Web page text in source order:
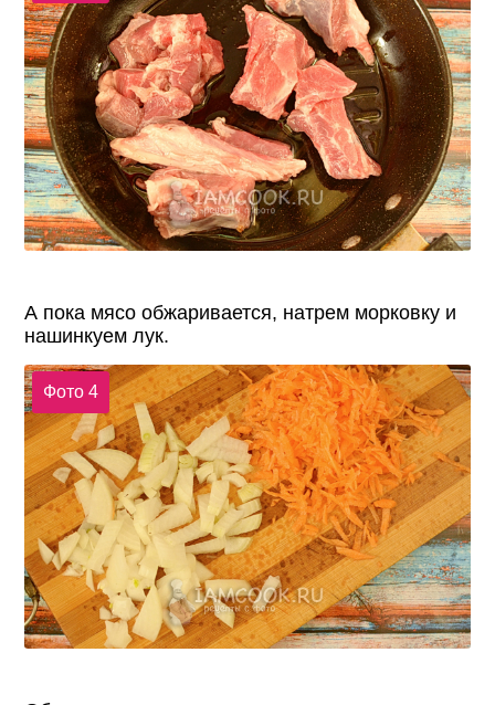
А пока мясо обжаривается, натрем морковку и
нашинкуем лук.
Фото 4